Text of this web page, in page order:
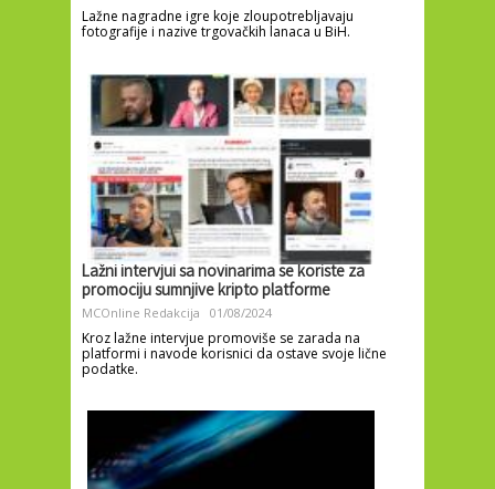
Lažne nagradne igre koje zloupotrebljavaju
fotografije i nazive trgovačkih lanaca u BiH.
Lažni intervjui sa novinarima se koriste za
promociju sumnjive kripto platforme
MCOnline Redakcija 01/08/2024
Kroz lažne intervjue promoviše se zarada na
platformi i navode korisnici da ostave svoje lične
podatke.